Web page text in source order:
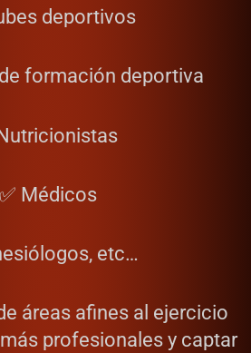
deportivos
formación deportiva
✅ Médicos
etc…
áreas afines al ejercicio
profesionales y captar